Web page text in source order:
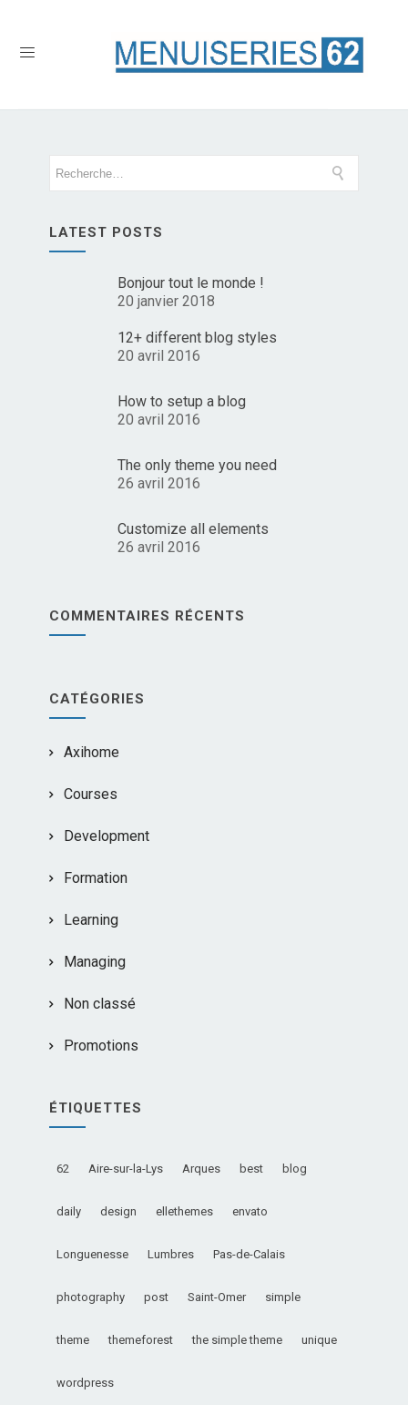
LATEST POSTS
Bonjour tout le monde !
20 janvier 2018
12+ different blog styles
20 avril 2016
How to setup a blog
20 avril 2016
The only theme you need
26 avril 2016
Customize all elements
26 avril 2016
COMMENTAIRES RÉCENTS
CATÉGORIES
Axihome
Courses
Development
Formation
Learning
Managing
Non classé
Promotions
ÉTIQUETTES
62 Aire-sur-la-Lys Arques best blog
daily design ellethemes envato
Longuenesse Lumbres Pas-de-Calais
photography post Saint-Omer simple
theme themeforest the simple theme unique
wordpress